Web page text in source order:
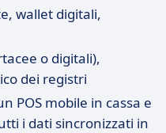
wallet digitali,
o digitali),
dei registri
POS mobile in cassa e
i dati sincronizzati in